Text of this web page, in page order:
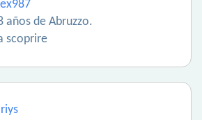
años de Abruzzo.
scoprire